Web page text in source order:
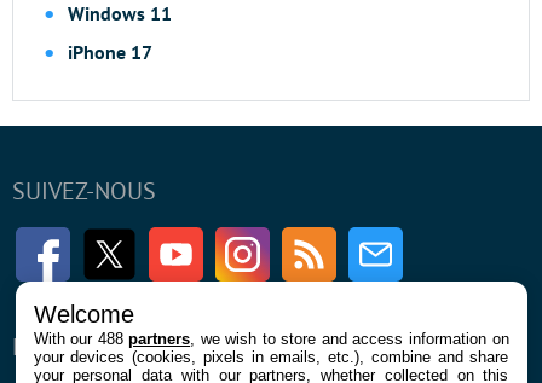
Windows 11
iPhone 17
SUIVEZ-NOUS
FacebookTwitter Youtube InstagramRSS Newsletter
ENTREPRISE À PROPOS
Welcome
With our 488partners , we wish to store and access information on
your devices (cookies, pixels in emails, etc.), combine and share
your personal data with our partners, whether collected on this